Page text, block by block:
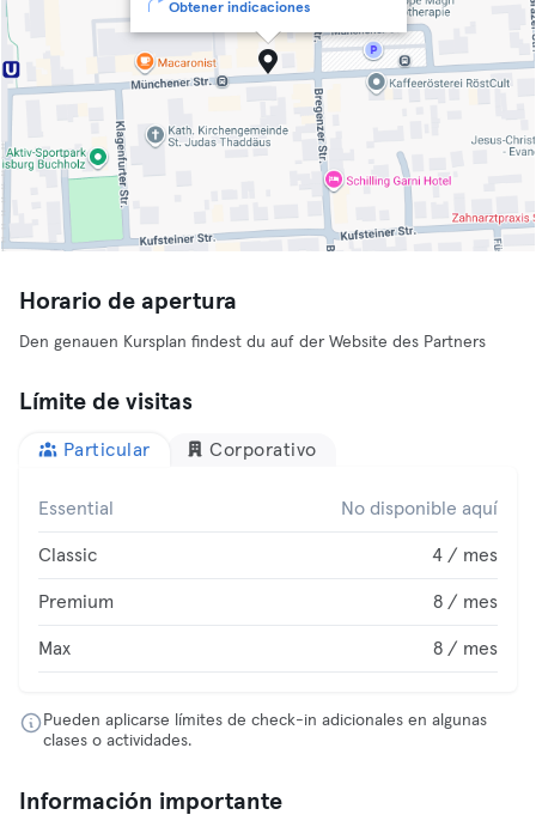
Obtener indicaciones
Horario de apertura
Den genauen Kursplan findest du auf der Website des Partners
Límite de visitas
Particular Corporativo
Essential No disponible aquí
Classic 4 / mes
Premium 8 / mes
Max 8 / mes
Pueden aplicarse límites de check-in adicionales en algunas
clases o actividades.
Información importante